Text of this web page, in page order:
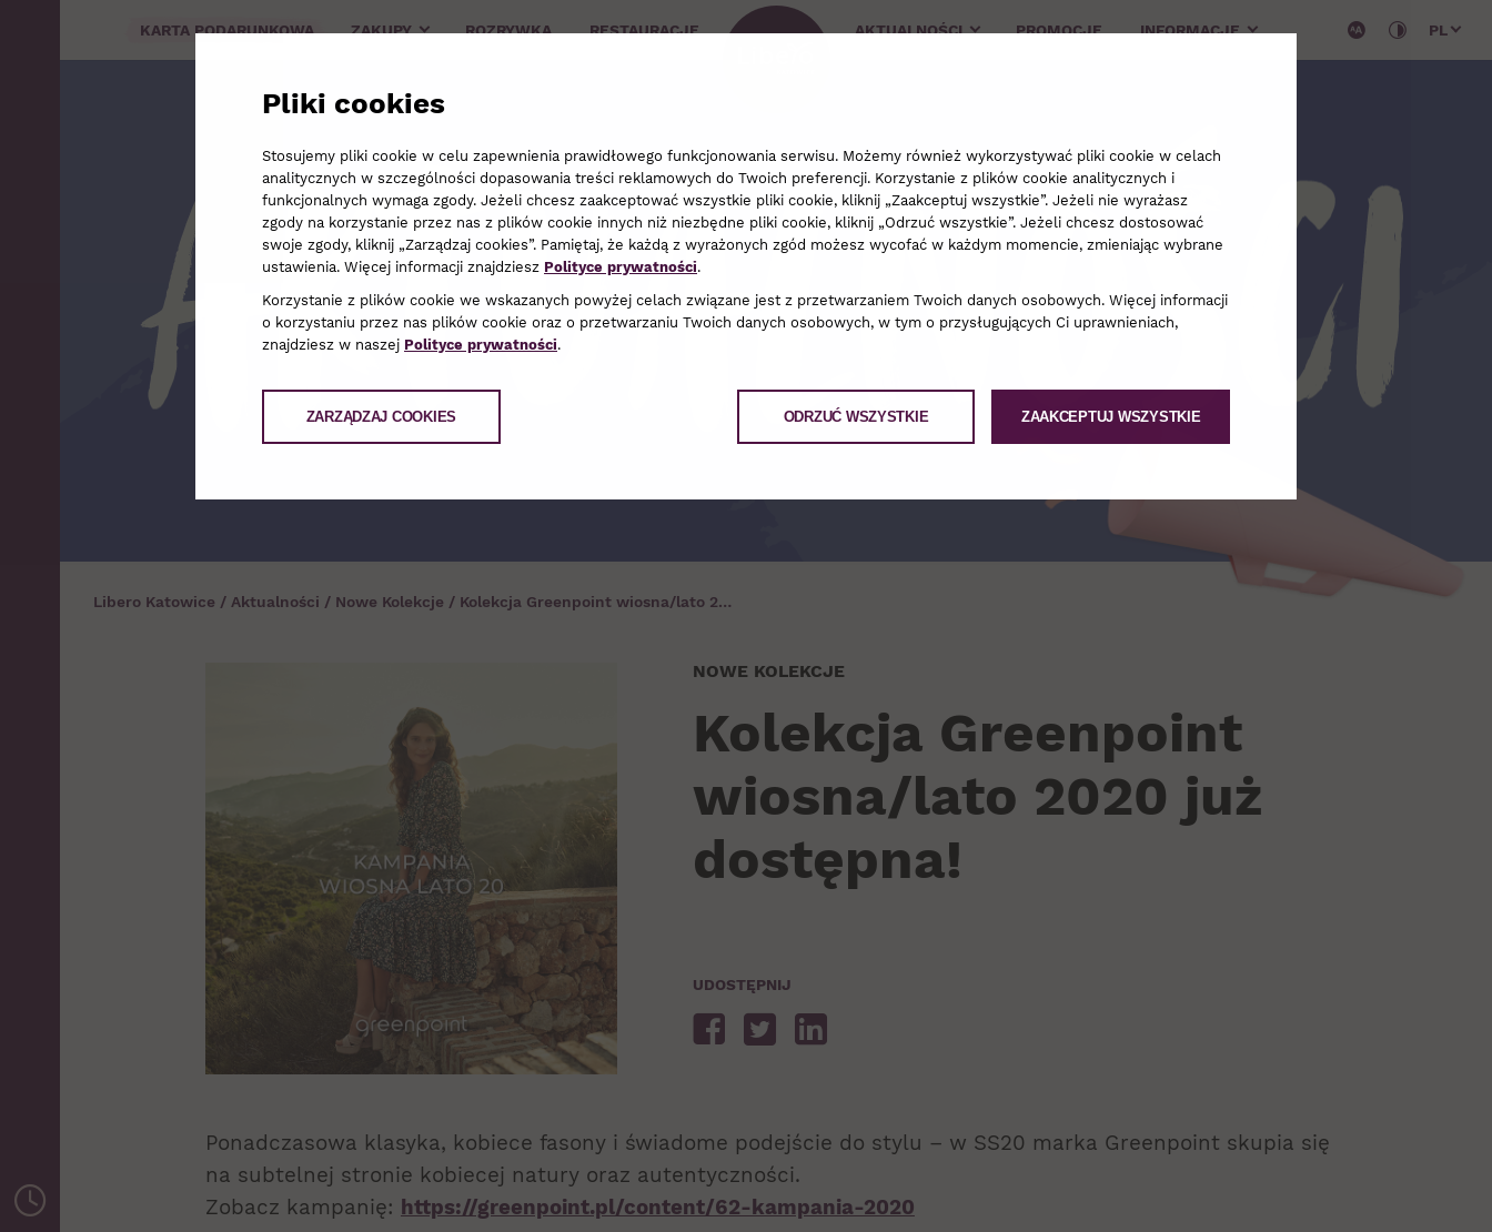
KARTA PODARUNKOWA ZAKUPY ROZRYWKA RESTAURACJE AKTUALNOŚCI PROMOCJE INFORMACJE PL
Aktualności
Libero Katowice / Aktualności / Nowe Kolekcje / Kolekcja Greenpoint wiosna/lato 2020 już dostępna!
NOWE KOLEKCJE
Kolekcja Greenpoint
wiosna/lato 2020 już
dostępna!
UDOSTĘPNIJ
Ponadczasowa klasyka, kobiece fasony i świadome podejście do stylu – w SS20 marka Greenpoint skupia się
na subtelnej stronie kobiecej natury oraz autentyczności.
Zobacz kampanię: https://greenpoint.pl/content/62-kampania-2020
Pliki cookies
Stosujemy pliki cookie w celu zapewnienia prawidłowego funkcjonowania serwisu. Możemy również wykorzystywać pliki cookie w celach
analitycznych w szczególności dopasowania treści reklamowych do Twoich preferencji. Korzystanie z plików cookie analitycznych i
funkcjonalnych wymaga zgody. Jeżeli chcesz zaakceptować wszystkie pliki cookie, kliknij „Zaakceptuj wszystkie”. Jeżeli nie wyrażasz
zgody na korzystanie przez nas z plików cookie innych niż niezbędne pliki cookie, kliknij „Odrzuć wszystkie”. Jeżeli chcesz dostosować
swoje zgody, kliknij „Zarządzaj cookies”. Pamiętaj, że każdą z wyrażonych zgód możesz wycofać w każdym momencie, zmieniając wybrane
ustawienia. Więcej informacji znajdziesz Polityce prywatności.
Korzystanie z plików cookie we wskazanych powyżej celach związane jest z przetwarzaniem Twoich danych osobowych. Więcej informacji
o korzystaniu przez nas plików cookie oraz o przetwarzaniu Twoich danych osobowych, w tym o przysługujących Ci uprawnieniach,
znajdziesz w naszej Polityce prywatności.
ZARZĄDZAJ COOKIES ODRZUĆ WSZYSTKIE ZAAKCEPTUJ WSZYSTKIE